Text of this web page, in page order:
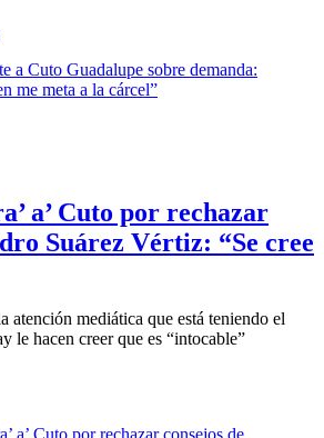
a’ Cuto por rechazar
Suárez Vértiz: “Se cree
atención mediática que está teniendo el
le hacen creer que es “intocable”